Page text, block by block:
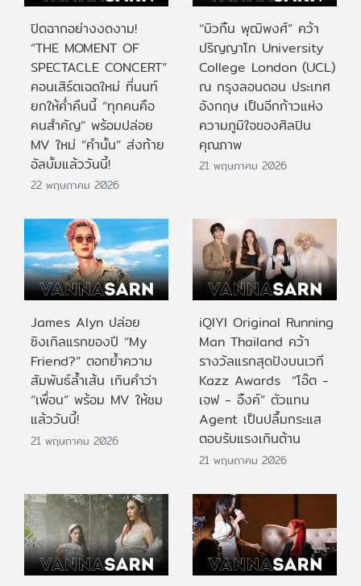
ปิดฉากอย่างงดงาม!
“THE MOMENT OF
SPECTACLE CONCERT”
คอนเสิร์ตเฉดใหม่ ที่นนท์
ยกให้ค่ำคืนนี้ “ทุกคนคือ
คนสำคัญ” พร้อมปล่อย
MV ใหม่ “คำนั้น” ส่งท้าย
อัลบั้มแล้ววันนี้!
22 พฤษภาคม 2026
“บิวกิ้น พุฒิพงศ์” คว้า
ปริญญาโท University
College London (UCL)
ณ กรุงลอนดอน ประเทศ
อังกฤษ เป็นอีกก้าวแห่ง
ความภูมิใจของศิลปิน
คุณภาพ
21 พฤษภาคม 2026
James Alyn ปล่อย
ซิงเกิลแรกของปี “My
Friend?” ตอกย้ำความ
สัมพันธ์ล้ำเส้น เกินคำว่า
“เพื่อน” พร้อม MV ให้ชม
แล้ววันนี้!
21 พฤษภาคม 2026
iQIYI Original Running
Man Thailand คว้า
รางวัลแรกสุดปังบนเวที
Kazz Awards “โอ๊ต -
เจฟ - อิ้งค์” ตัวแทน
Agent เป็นปลื้มกระแส
ตอบรับแรงเกินต้าน
21 พฤษภาคม 2026